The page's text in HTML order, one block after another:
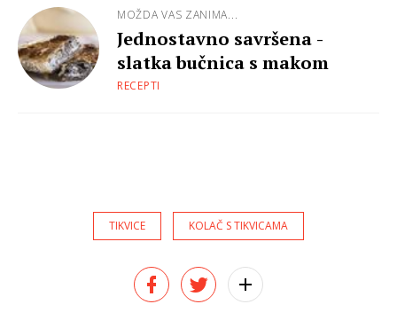
MOŽDA VAS ZANIMA...
Jednostavno savršena -
slatka bučnica s makom
RECEPTI
TIKVICE KOLAČ S TIKVICAMA